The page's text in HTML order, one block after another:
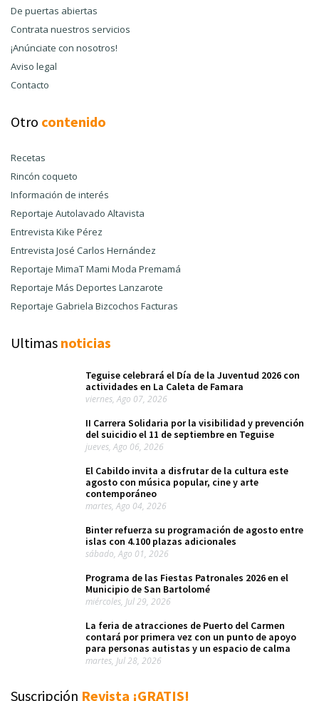
De puertas abiertas
Contrata nuestros servicios
¡Anúnciate con nosotros!
Aviso legal
Contacto
Otro contenido
Recetas
Rincón coqueto
Información de interés
Reportaje Autolavado Altavista
Entrevista Kike Pérez
Entrevista José Carlos Hernández
Reportaje MimaT Mami Moda Premamá
Reportaje Más Deportes Lanzarote
Reportaje Gabriela Bizcochos Facturas
Ultimas noticias
Teguise celebrará el Día de la Juventud 2026 con
actividades en La Caleta de Famara
viernes, Ago 07, 2026
II Carrera Solidaria por la visibilidad y prevención
del suicidio el 11 de septiembre en Teguise
jueves, Ago 06, 2026
El Cabildo invita a disfrutar de la cultura este
agosto con música popular, cine y arte
contemporáneo
martes, Ago 04, 2026
Binter refuerza su programación de agosto entre
islas con 4.100 plazas adicionales
sábado, Ago 01, 2026
Programa de las Fiestas Patronales 2026 en el
Municipio de San Bartolomé
miércoles, Jul 29, 2026
La feria de atracciones de Puerto del Carmen
contará por primera vez con un punto de apoyo
para personas autistas y un espacio de calma
martes, Jul 28, 2026
Suscripción Revista ¡GRATIS!